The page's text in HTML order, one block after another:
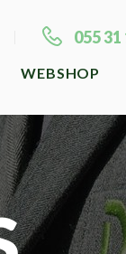
055 31
WEBSHOP